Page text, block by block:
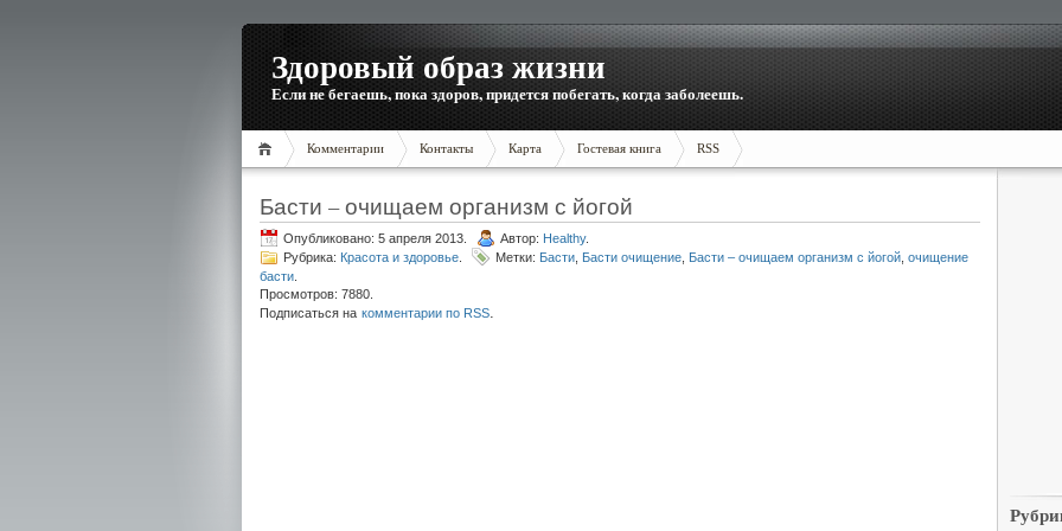
Здоровый образ жизни
Если не бегаешь, пока здоров, придется побегать, когда заболеешь.
Комментарии Контакты Карта Гостевая книга RSS
Басти – очищаем организм с йогой
Опубликовано: 5 апреля 2013. Автор: Healthy.
Рубрика: Красота и здоровье Метки: Басти Басти очищение Басти – очищаем организм с йогой очищение
басти
Просмотров: 7880.
Подписаться на комментарии по RSS.